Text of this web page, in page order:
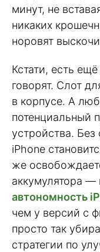
минут, не
никаких
норовят
Кстати, есть
говорят. Слот
в корпусе. А
потенциальный
устройства. Без
iPhone
же
аккумулятора —
автономность
чем у версий с
просто так
стратегии по